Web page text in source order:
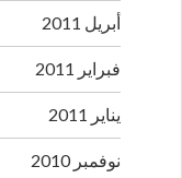
أبريل 2011
فبراير 2011
يناير 2011
نوفمبر 2010